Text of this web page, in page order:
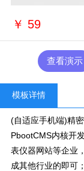
￥ 59
查看演示
模板详情
(自适应手机端)精
PbootCMS内核开
表仪器网站等企业
成其他行业的即可；